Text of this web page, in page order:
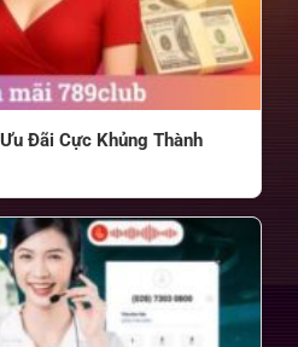
Đãi Cực Khủng Thành